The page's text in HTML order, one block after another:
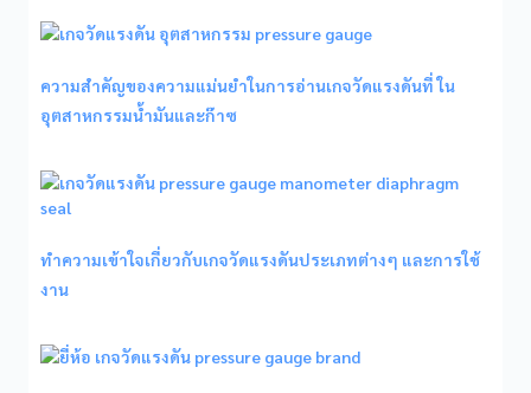
ความสำคัญของความแม่นยำในการอ่านเกจวัดแรงดันที่ ใน
อุตสาหกรรมน้ำมันและก๊าซ
ทำความเข้าใจเกี่ยวกับเกจวัดแรงดันประเภทต่างๆ และการใช้
งาน